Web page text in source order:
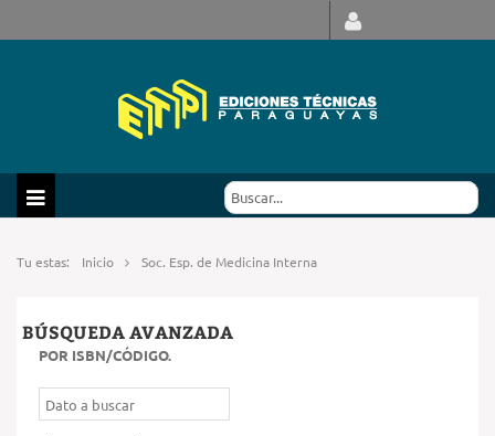
Tu estas: Inicio Soc. Esp. de Medicina Interna
BÚSQUEDA AVANZADA
POR ISBN/CÓDIGO.